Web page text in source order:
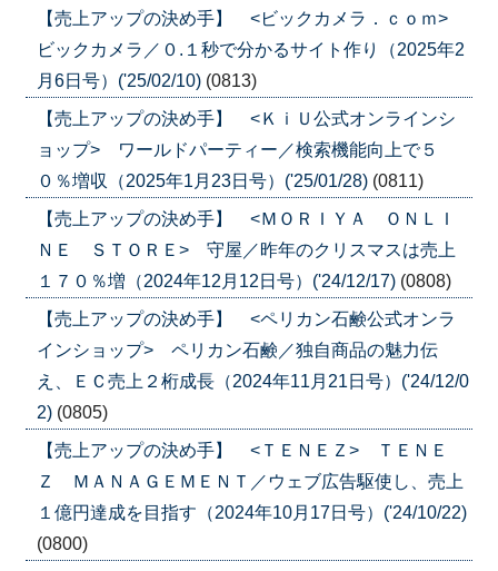
【売上アップの決め手】 <ビックカメラ．ｃｏｍ>
ビックカメラ／０.１秒で分かるサイト作り（2025年2
月6日号）('25/02/10) (0813)
【売上アップの決め手】 <ＫｉＵ公式オンラインシ
ョップ> ワールドパーティー／検索機能向上で５
０％増収（2025年1月23日号）('25/01/28) (0811)
【売上アップの決め手】 <ＭＯＲＩＹＡ ＯＮＬＩ
ＮＥ ＳＴＯＲＥ> 守屋／昨年のクリスマスは売上
１７０％増（2024年12月12日号）('24/12/17) (0808)
【売上アップの決め手】 <ペリカン石鹸公式オンラ
インショップ> ペリカン石鹸／独自商品の魅力伝
え、ＥＣ売上２桁成長（2024年11月21日号）('24/12/0
2) (0805)
【売上アップの決め手】 <ＴＥＮＥＺ> ＴＥＮＥ
Ｚ ＭＡＮＡＧＥＭＥＮＴ／ウェブ広告駆使し、売上
１億円達成を目指す（2024年10月17日号）('24/10/22)
(0800)